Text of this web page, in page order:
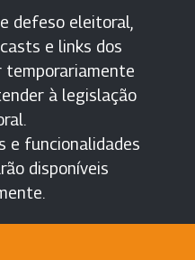
defeso eleitoral,
e links dos
temporariamente
à legislação
e funcionalidades
disponíveis